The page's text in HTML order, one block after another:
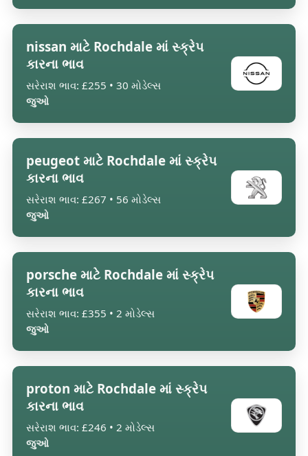
nissan માટે Rochdale માં સ્ક્રેપ
કારના ભાવ
સરેરાશ ભાવ: £255 • 30 મોડેલ્સ
જુઓ
peugeot માટે Rochdale માં સ્ક્રેપ
કારના ભાવ
સરેરાશ ભાવ: £267 • 56 મોડેલ્સ
જુઓ
porsche માટે Rochdale માં સ્ક્રેપ
કારના ભાવ
સરેરાશ ભાવ: £355 • 2 મોડેલ્સ
જુઓ
proton માટે Rochdale માં સ્ક્રેપ
કારના ભાવ
સરેરાશ ભાવ: £246 • 2 મોડેલ્સ
જુઓ